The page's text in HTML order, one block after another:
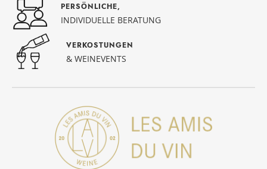
PERSÖNLICHE,
INDIVIDUELLE BERATUNG
VERKOSTUNGEN
& WEINEVENTS